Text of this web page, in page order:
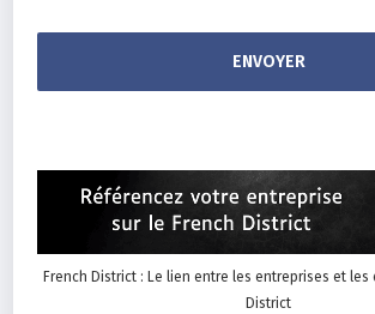
French District : Le lien entre les entreprises et les
District